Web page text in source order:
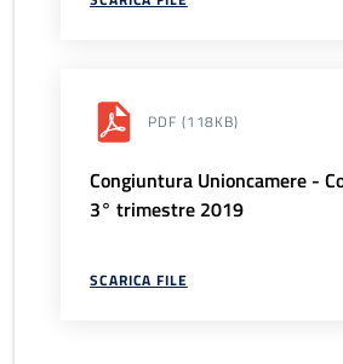
PDF (118KB)
Congiuntura Unioncamere -
3° trimestre 2019
SCARICA FILE